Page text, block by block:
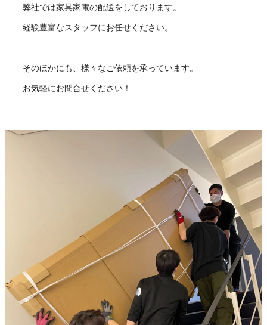
弊社では家具家電の配送をしております。
経験豊富なスタッフにお任せください。
そのほかにも、様々なご依頼を承っています。
お気軽にお問合せください！